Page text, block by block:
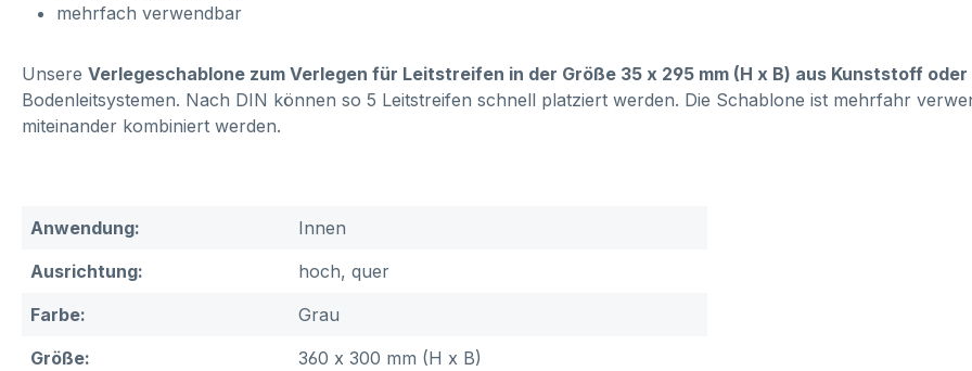
mehrfach verwendbar
Unsere Verlegeschablone zum Verlegen für Leitstreifen in der Größe 35 x 295 mm (H x B) aus Kunststoff oder
Bodenleitsystemen. Nach DIN können so 5 Leitstreifen schnell platziert werden. Die Schablone ist mehrfahr
miteinander kombiniert werden.
Anwendung:
Innen
Ausrichtung:
hoch, quer
Farbe:
Grau
Größe:
360 x 300 mm (H x B)